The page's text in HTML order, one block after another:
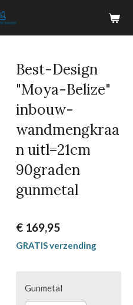
Best-Design
"Moya-Belize"
inbouw-
wandmengkraa
n uitl=21cm
90graden
gunmetal
€ 169,95
GRATIS verzending
Gunmetal